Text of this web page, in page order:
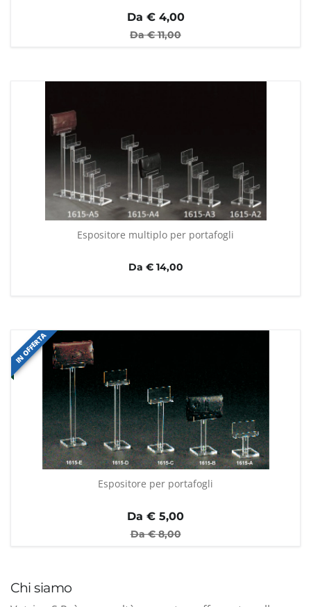
Chi siamo
Da €4,00
Da €11,00
Espositore multiplo per portafogli
Da € 14,00
IN OFFERTA
Espositore per portafogli
Da € 5,00
Da €8,00